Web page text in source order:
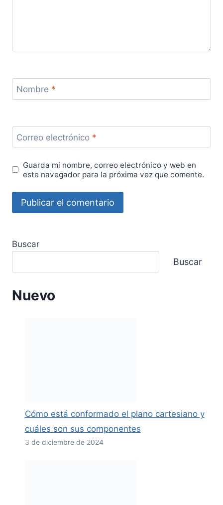
Nombre *
Correo electrónico *
Guarda mi nombre, correo electrónico y web en
este navegador para la próxima vez que comente.
Buscar
Buscar
Nuevo
Cómo está conformado el plano cartesiano y
cuáles son sus componentes
3 de diciembre de 2024